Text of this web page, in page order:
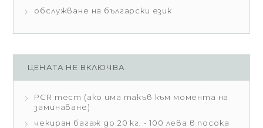
обслужване на български език
ЦЕНАТА НЕ ВКЛЮЧВА
PCR тест (ако има такъв към момента на
заминаване)
чекиран багаж до 20 кг. - 100 лева в посока